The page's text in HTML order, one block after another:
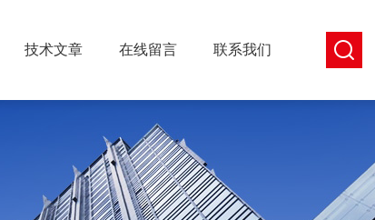
技术文章 在线留言 联系我们